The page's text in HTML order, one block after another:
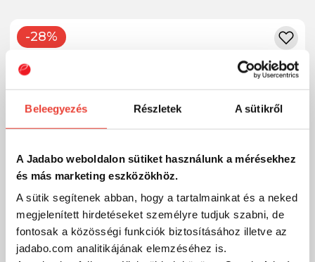
Beleegyezés Részletek A sütikről
A Jadabo weboldalon sütiket használunk a mérésekhez
és más marketing eszközökhöz.
A sütik segítenek abban, hogy a tartalmainkat és a neked
megjelenített hirdetéseket személyre tudjuk szabni, de
fontosak a közösségi funkciók biztosításához illetve az
jadabo.com analitikájának elemzéséhez is.
-28%